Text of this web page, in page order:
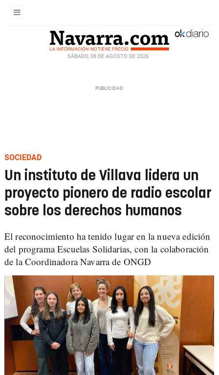
SÁBADO, 08 DE AGOSTO DE 2026
SOCIEDAD
Un instituto de Villava lidera un
proyecto pionero de radio escolar
sobre los derechos humanos
El reconocimiento ha tenido lugar en la nueva edición
del programa Escuelas Solidarias, con la colaboración
de la Coordinadora Navarra de ONGD